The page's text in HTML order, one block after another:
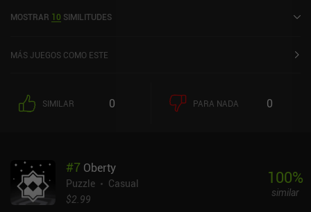
valoración de 4,1 sobre 5,0 en Google Play y de 3,8 sobre 5,0 en la
MOSTRAR 10 SIMILITUDES
MÁS JUEGOS COMO ESTE
SIMILAR 0 PARA NADA 0
#7 Oberty
Puzzle
Casual
$2.99
100%
similar